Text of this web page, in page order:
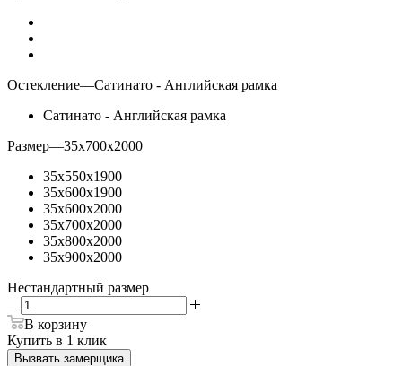
Остекление—Сатинато - Английская рамка
Сатинато - Английская рамка
Размер—35x700x2000
35x550x1900
35x600x1900
35x600x2000
35x700x2000
35x800x2000
35x900x2000
Нестандартный размер
В корзину
Купить в 1 клик
Вызвать замерщика